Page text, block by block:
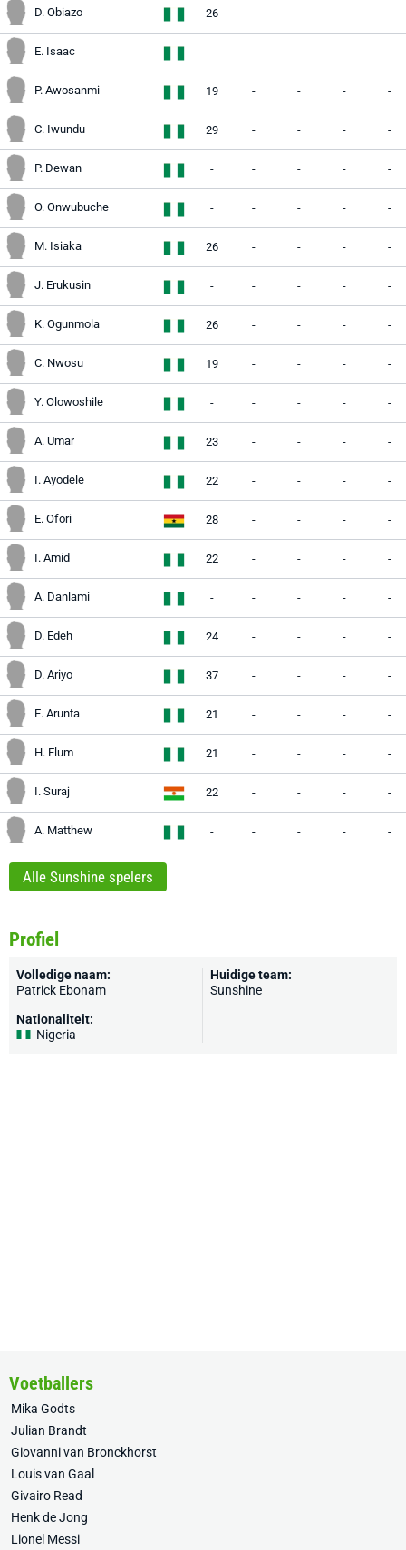
D. Obiazo 26 - - - -
E. Isaac - - - - -
P. Awosanmi 19 - - - -
C. Iwundu 29 - - - -
P. Dewan - - - - -
O. Onwubuche - - - - -
M. Isiaka 26 - - - -
J. Erukusin - - - - -
K. Ogunmola 26 - - - -
C. Nwosu 19 - - - -
Y. Olowoshile - - - - -
A. Umar 23 - - - -
I. Ayodele 22 - - - -
E. Ofori 28 - - - -
I. Amid 22 - - - -
A. Danlami - - - - -
D. Edeh 24 - - - -
D. Ariyo 37 - - - -
E. Arunta 21 - - - -
H. Elum 21 - - - -
I. Suraj 22 - - - -
A. Matthew - - - - -
Alle Sunshine spelers
Profiel
Volledige naam:
Patrick Ebonam
Nationaliteit:
Nigeria
Huidige team:
Sunshine
Voetballers
Mika Godts
Julian Brandt
Giovanni van Bronckhorst
Louis van Gaal
Givairo Read
Henk de Jong
Lionel Messi